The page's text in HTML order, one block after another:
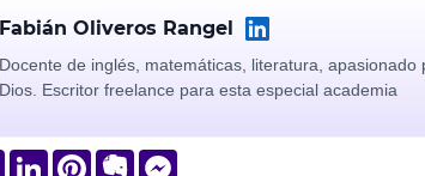
Fabián Oliveros Rangel
Docente de inglés, matemáticas, literatura,
Dios. Escritor freelance para esta especial academia
X LinkedInPinterestEvernote